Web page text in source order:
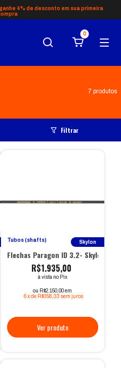
4% de desconto em sua primeira
0
7 produtos
Filtrar
ID 4.2
Tubos (shafts) Skylon
Flechas Paragon ID 3.2- Skylon
R$1.935,00
à vista no Pix
ou R$2.150,00 em
6 xde R$358,33 sem juros